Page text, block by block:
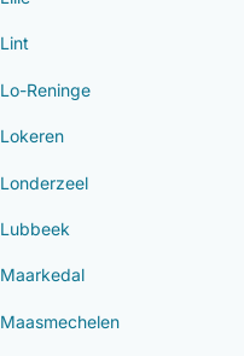
Lint
Lo-Reninge
Lokeren
Londerzeel
Lubbeek
Maarkedal
Maasmechelen